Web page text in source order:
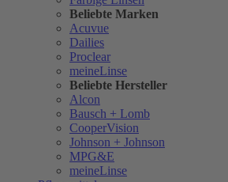
Beliebte Marken
Acuvue
Dailies
Proclear
meineLinse
Beliebte Hersteller
Alcon
Bausch + Lomb
CooperVision
Johnson + Johnson
MPG&E
meineLinse